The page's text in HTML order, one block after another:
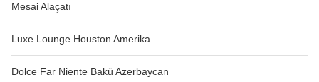
Mesai Alaçatı
Luxe Lounge Houston Amerika
Dolce Far Niente Bakü Azerbaycan